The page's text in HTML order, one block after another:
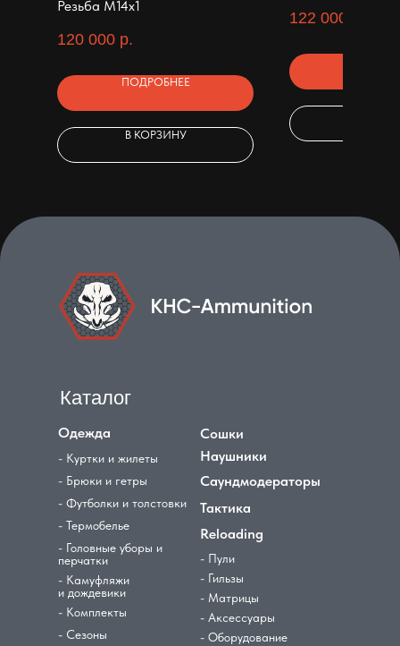
Резьба M14x1
120 000 р.
ПОДРОБНЕЕ
В КОРЗИНУ
122 000
Каталог
Одежда
- Куртки и жилеты
- Брюки и гетры
- Футболки и толстовки
- Термобелье
- Головные уборы и
перчатки
- Камуфляжи
и дождевики
- Комплекты
- Сезоны
Сошки
Наушники
Саундмодераторы
Тактика
Reloading
- Пули
- Гильзы
- Матрицы
- Аксессуары
- Оборудование